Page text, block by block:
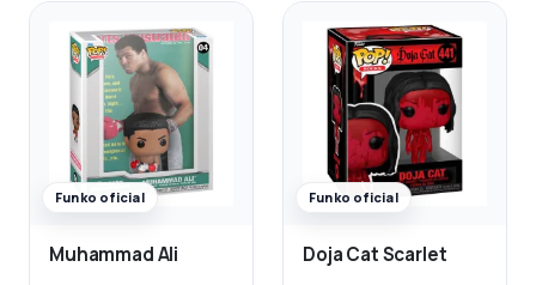
Funko oficial
Muhammad Ali
Funko oficial
Doja Cat Scarlet